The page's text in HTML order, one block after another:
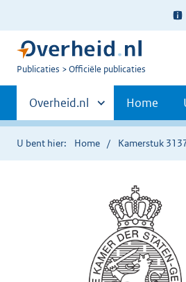
Ter
U
Publicaties Officiële publicaties
Primaire
navigatie
Andere
sites
binnen
Overheid.nl Home
U bent hier: Home Kamerstuk